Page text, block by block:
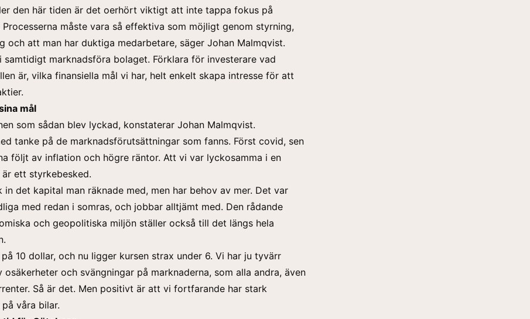
den här tiden är det oerhört viktigt att inte tappa fokus på
Processerna måste vara så effektiva som möjligt genom styrning,
och att man har duktiga medarbetare, säger Johan Malmqvist.
samtidigt marknadsföra bolaget. Förklara för investerare vad
är, vilka finansiella mål vi har, helt enkelt skapa intresse för att
mål
som sådan blev lyckad, konstaterar Johan Malmqvist.
tanke på de marknadsförutsättningar som fanns. Först covid, sen
följt av inflation och högre räntor. Att vi var lyckosamma i en
är ett styrkebesked.
in det kapital man räknade med, men har behov av mer. Det var
med redan i somras, och jobbar alltjämt med. Den rådande
och geopolitiska miljön ställer också till det längs hela
10 dollar, och nu ligger kursen strax under 6. Vi har ju tyvärr
osäkerheter och svängningar på marknaderna, som alla andra, även
Så är det. Men positivt är att vi fortfarande har stark
våra bilar.